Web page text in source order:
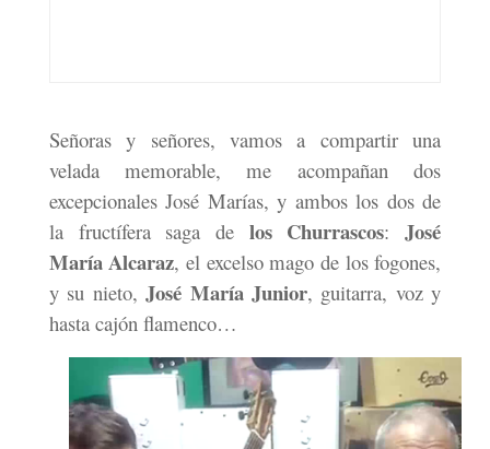
Señoras y señores, vamos a compartir una
velada memorable, me acompañan dos
excepcionales José Marías, y ambos los dos de
la fructífera saga de los Churrascos:José
María Alcaraz, el excelso mago de los fogones,
y su nieto,José María Junior, guitarra, voz y
hasta cajón flamenco…